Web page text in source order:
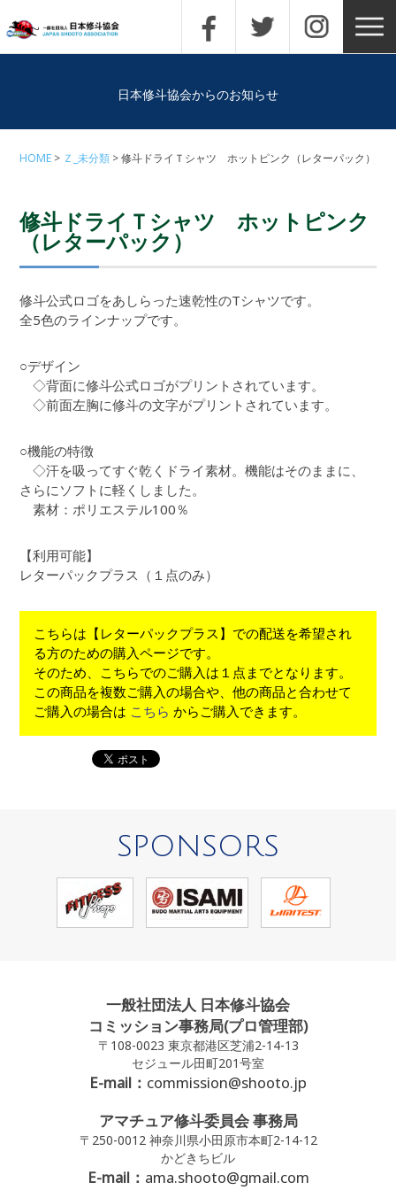
日本修斗協会からのお知らせ
HOME Ｚ_未分類 修斗ドライＴシャツ ホットピンク（レターパック）
修斗ドライＴシャツ ホットピンク
（レターパック）
修斗公式ロゴをあしらった速乾性のTシャツです。
全5色のラインナップです。
○デザイン
◇背面に修斗公式ロゴがプリントされています。
◇前面左胸に修斗の文字がプリントされています。
○機能の特徴
◇汗を吸ってすぐ乾くドライ素材。機能はそのままに、
さらにソフトに軽くしました。
素材：ポリエステル100％
【利用可能】
レターパックプラス（１点のみ）
こちらは【レターパックプラス】での配送を希望され
る方のための購入ページです。
そのため、こちらでのご購入は１点までとなります。
この商品を複数ご購入の場合や、他の商品と合わせて
ご購入の場合は こちら からご購入できます。
SPONSORS
一般社団法人 日本修斗協会
コミッション事務局(プロ管理部)
〒108-0023 東京都港区芝浦2-14-13
セジュール田町201号室
E-mail： commission@shooto.jp
アマチュア修斗委員会 事務局
〒250-0012 神奈川県小田原市本町2-14-12
かどきちビル
E-mail： ama.shooto@gmail.com